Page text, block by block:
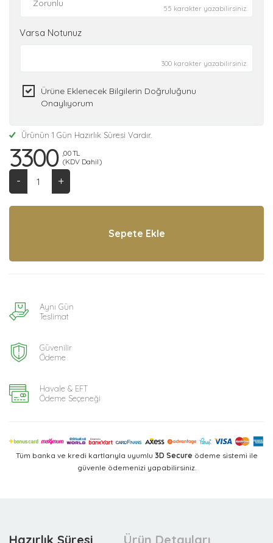
55 karakter yazabilirsiniz.
Varsa Notunuz
300 karakter yazabilirsiniz.
Ürüne Eklenecek Bilgilerin Doğruluğunu
Onaylıyorum
Ürünün 1 Gün Hazırlık Süresi Vardır.
3300 ,00 TL
(KDV Dahil)
+
-
Aynı Gün
Teslimat
Güvenilir
Ödeme
Havale & EFT
Ödeme Seçeneği
Tüm banka ve kredi kartlarıyla uyumlu 3D Secure ödeme sistemi ile
güvenle ödemenizi yapabilirsiniz.
Hazırlık Süresi Ürün Detayları